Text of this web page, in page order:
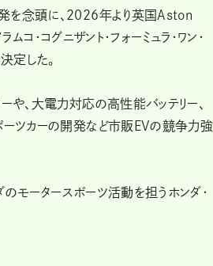
を念頭に、2026年より英国Aston
コグニザント・フォーミュラ・ワン・
定した。
や、大電力対応の高性能バッテリー、
ーツカーの開発など市販EVの競争力強
モータースポーツ活動を担うホンダ・